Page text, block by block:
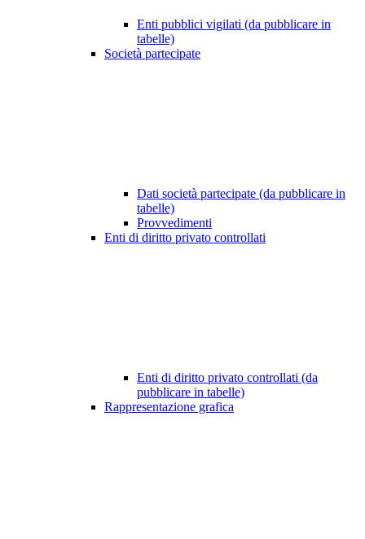
Enti pubblici vigilati (da pubblicare in
tabelle)
Società partecipate
Dati società partecipate (da pubblicare in
tabelle)
Provvedimenti
Enti di diritto privato controllati
Enti di diritto privato controllati (da
pubblicare in tabelle)
Rappresentazione grafica